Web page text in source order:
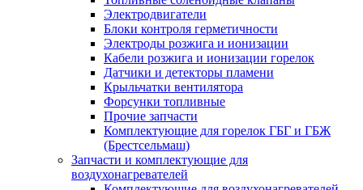
Электродвигатели
Блоки контроля герметичности
Электроды розжига и ионизации
Кабели розжига и ионизации горелок
Датчики и детекторы пламени
Крыльчатки вентилятора
Форсунки топливные
Прочие запчасти
Комплектующие для горелок ГБГ и ГБЖ
(Брестсельмаш)
Запчасти и комплектующие для
воздухонагревателей